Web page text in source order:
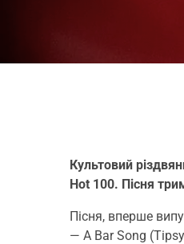
Культовий
Hot 100. Пісня
Пісня, вперше
— A Bar Song